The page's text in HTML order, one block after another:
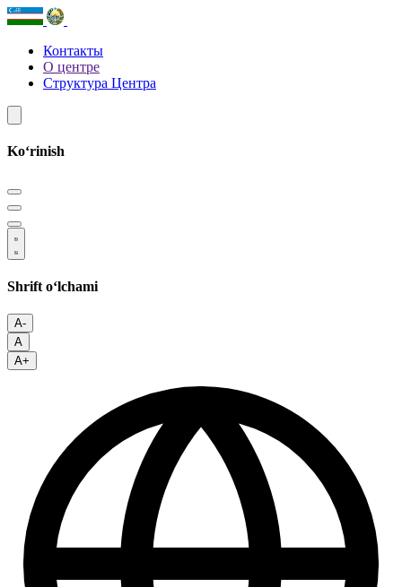
Контакты
О центре
Структура Центра
Koʻrinish
Shrift oʻlchami
A-
A
A+